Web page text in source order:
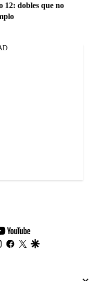
12: dobles que no
youtube-
footer
instagram
facebook
twitter